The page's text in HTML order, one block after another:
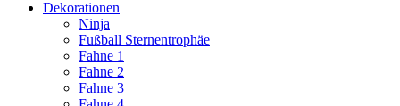
Dekorationen
Ninja
Fußball Sternentrophäe
Fahne 1
Fahne 2
Fahne 3